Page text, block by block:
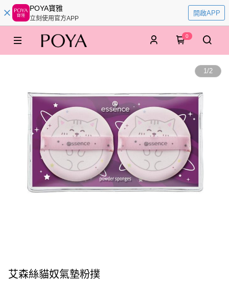
POYA寶雅
立刻使用官方APP
開啟APP
0
1/2
艾森絲貓奴氣墊粉撲